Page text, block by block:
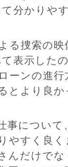
分かりや
る捜索の
表示した
ーンの進
とより良
事について
やすく良
んだけでな